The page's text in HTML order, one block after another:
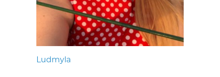
Ludmyla